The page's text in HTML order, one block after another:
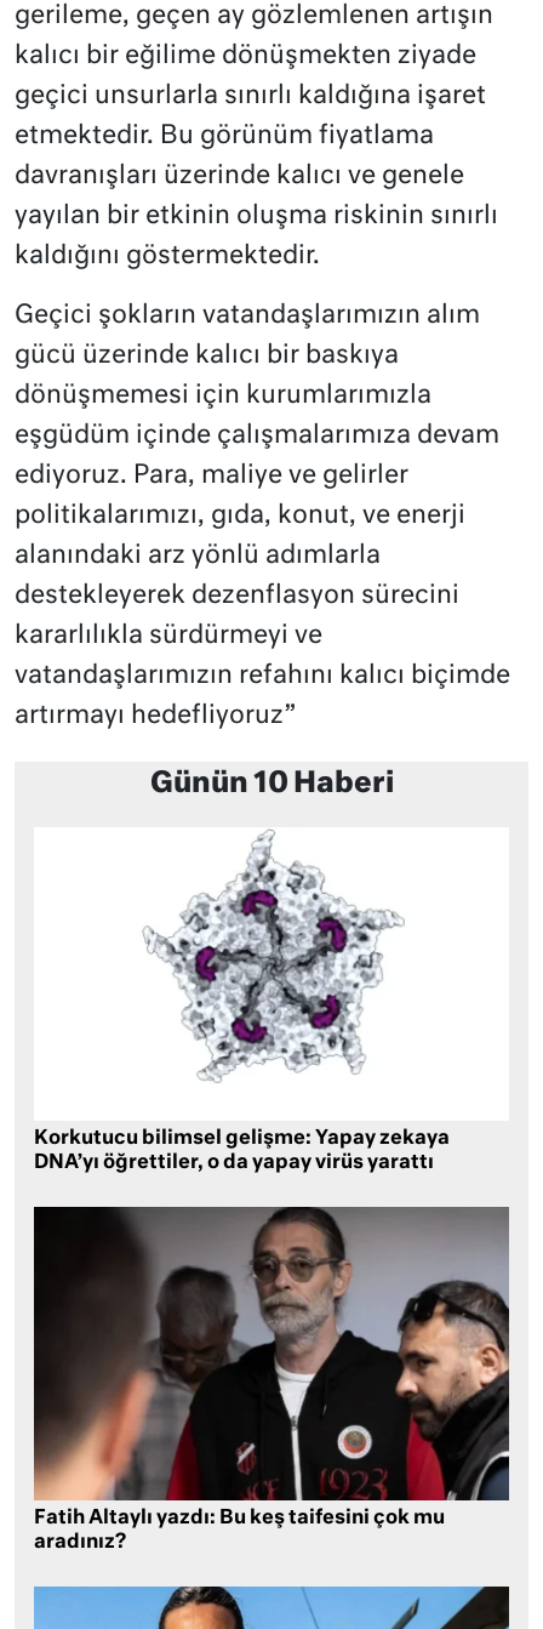
gerileme, geçen ay gözlemlenen artışın
kalıcı bir eğilime dönüşmekten ziyade
geçici unsurlarla sınırlı kaldığına işaret
etmektedir. Bu görünüm fiyatlama
davranışları üzerinde kalıcı ve genele
yayılan bir etkinin oluşma riskinin sınırlı
kaldığını göstermektedir.
Geçici şokların vatandaşlarımızın alım
gücü üzerinde kalıcı bir baskıya
dönüşmemesi için kurumlarımızla
eşgüdüm içinde çalışmalarımıza devam
ediyoruz. Para, maliye ve gelirler
politikalarımızı, gıda, konut, ve enerji
alanındaki arz yönlü adımlarla
destekleyerek dezenflasyon sürecini
kararlılıkla sürdürmeyi ve
vatandaşlarımızın refahını kalıcı biçimde
artırmayı hedefliyoruz”
Günün 10 Haberi
Korkutucu bilimsel gelişme: Yapay zekaya
DNA’yı öğrettiler, o da yapay virüs yarattı
Fatih Altaylı yazdı: Bu keş taifesini çok mu
aradınız?